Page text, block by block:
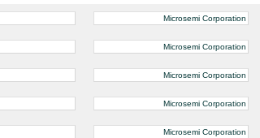
Microsemi Corporation
Microsemi Corporation
Microsemi Corporation
Microsemi Corporation
Microsemi Corporation